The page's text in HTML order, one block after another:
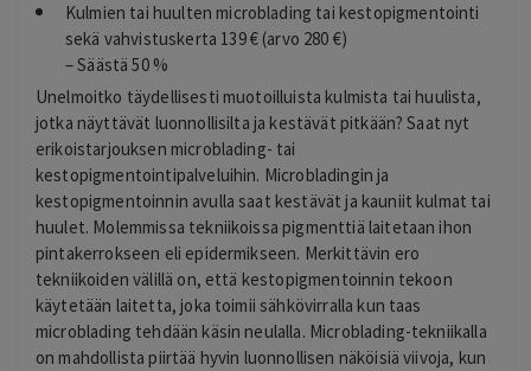
Kulmien tai huulten microblading tai kestopigmentointi
sekä vahvistuskerta 139 € (arvo 280 €)
– Säästä 50 %
Unelmoitko täydellisesti muotoilluista kulmista tai huulista,
jotka näyttävät luonnollisilta ja kestävät pitkään? Saat nyt
erikoistarjouksen microblading- tai
kestopigmentointipalveluihin. Microbladingin ja
kestopigmentoinnin avulla saat kestävät ja kauniit kulmat tai
huulet. Molemmissa tekniikoissa pigmenttiä laitetaan ihon
pintakerrokseen eli epidermikseen. Merkittävin ero
tekniikoiden välillä on, että kestopigmentoinnin tekoon
käytetään laitetta, joka toimii sähkövirralla kun taas
microblading tehdään käsin neulalla. Microblading-tekniikalla
on mahdollista piirtää hyvin luonnollisen näköisiä viivoja, kun